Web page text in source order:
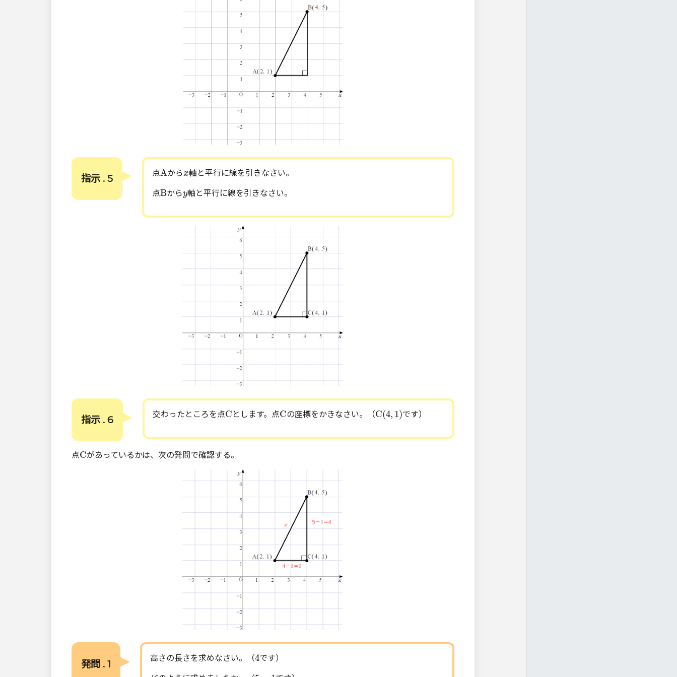
指示 . 5 点A
A からx
x軸と平行に線を引きなさい。
点B
Bからy
y軸と平行に線を引きなさい。
指示 . 6 交わったところを点C
C とします。点C
Cの座標をかきなさい。（C(4, 1)
C(4 1) です）
点C
Cがあっているかは、次の発問で確認する。
発問 . 1 高さの長さを求めなさい。（4
4です）
5